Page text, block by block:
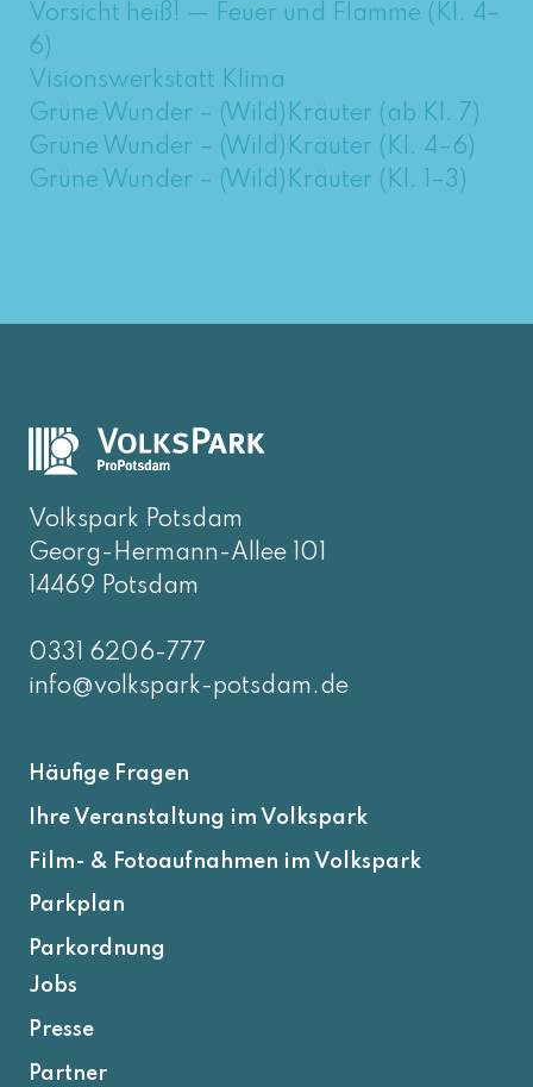
Vorsicht heiß! — Feuer und Flamme (Kl. 4–
6)
Visionswerkstatt Klima
Grüne Wunder – (Wild)Kräuter (ab Kl. 7)
Grüne Wunder – (Wild)Kräuter (Kl. 4–6)
Grüne Wunder – (Wild)Kräuter (Kl. 1–3)
Volkspark Potsdam
Georg-Hermann-Allee 101
14469 Potsdam
0331 6206-777
info@volkspark-potsdam.de
Häufige Fragen
Ihre Veranstaltung im Volkspark
Film- & Fotoaufnahmen im Volkspark
Parkplan
Parkordnung
Jobs
Presse
Partner